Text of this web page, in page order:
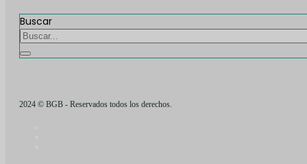
Buscar
2024 © BGB - Reservados todos los derechos.